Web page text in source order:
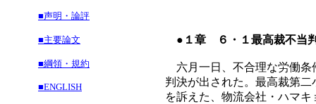
■声明・論評
■主要論文
■綱領・規約
■ENGLISH
●１章 ６・１最高裁不当
六月一日、不合理な労働条
判決が出された。最高裁第
を訴えた、物流会社・ハマ